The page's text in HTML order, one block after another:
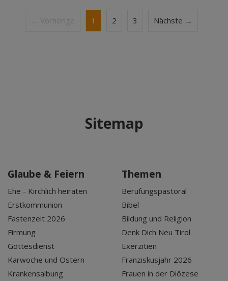
← Vorherige 1 2 3 Nächste →
Sitemap
Glaube & Feiern
Ehe - Kirchlich heiraten
Erstkommunion
Fastenzeit 2026
Firmung
Gottesdienst
Karwoche und Ostern
Krankensalbung
Themen
Berufungspastoral
Bibel
Bildung und Religion
Denk Dich Neu Tirol
Exerzitien
Franziskusjahr 2026
Frauen in der Diözese